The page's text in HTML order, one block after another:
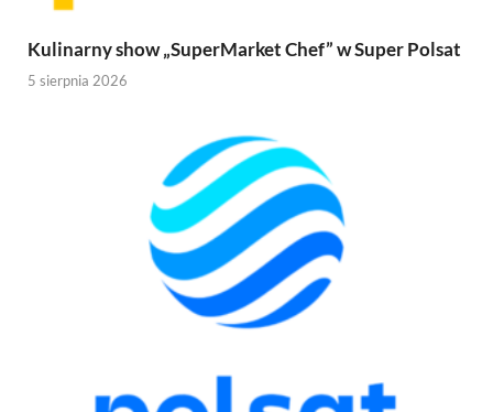
Kulinarny show „SuperMarket Chef” w Super Polsat
5 sierpnia 2026